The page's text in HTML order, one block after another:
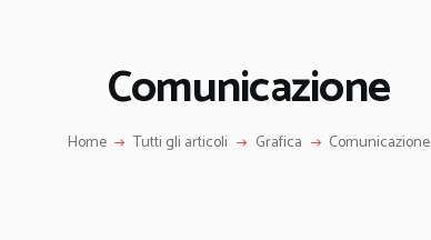
Comunicazione
Home Tutti gli articoli Grafica Comunicazione